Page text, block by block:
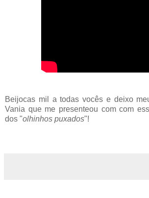
Beijocas mil a todas vocês e deixo
Vania que me presenteou com com
dos "olhinhos puxados"!